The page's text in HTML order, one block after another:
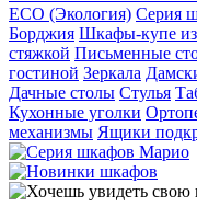
ECO (Экология) Серия
Борджия Шкафы-купе из
стяжкой Письменные
гостиной Зеркала
Дачные столы Стулья
Кухонные уголки
механизмы Ящики